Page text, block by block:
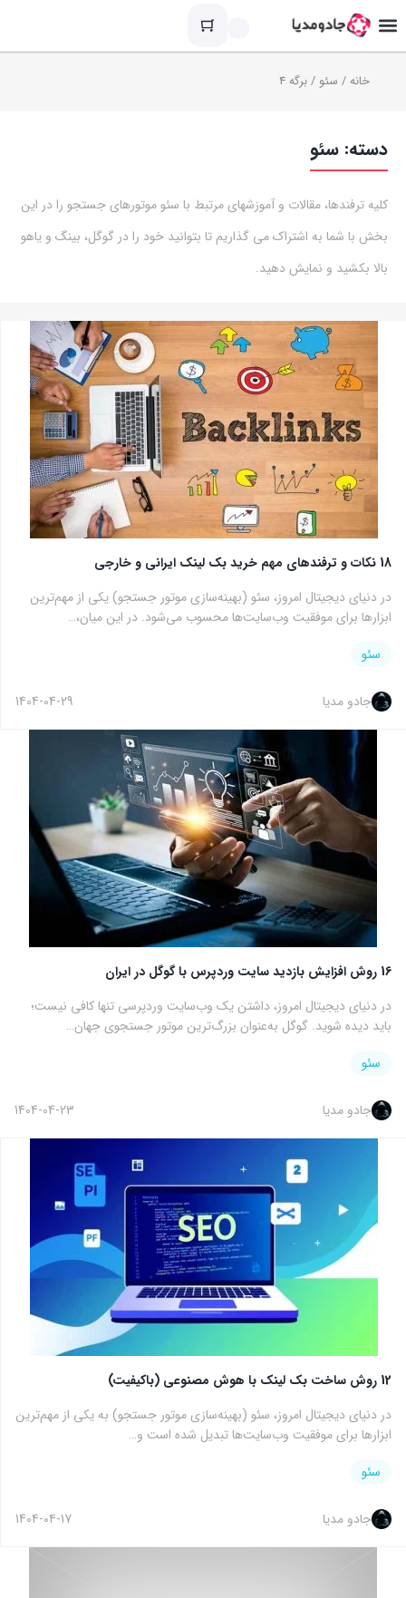
خانه/ سئو / برگه 4
دسته: سئو
کلیه ترفندها، مقالات و آموزشهای مرتبط با سئو موتورهای جستجو را در این
بخش با شما به اشتراک می گذاریم تا بتوانید خود را در گوگل، بینگ و یاهو
بالا بکشید و نمایش دهید.
18 نکات و ترفندهای مهم خرید بک لینک ایرانی و خارجی
در دنیای دیجیتال امروز، سئو (بهینه‌سازی موتور جستجو) یکی از مهم‌ترین
ابزارها برای موفقیت وب‌سایت‌ها محسوب می‌شود. در این میان،…
سئو
جادو مدیا 1404-04-29
16 روش افزایش بازدید سایت وردپرس با گوگل در ایران
در دنیای دیجیتال امروز، داشتن یک وب‌سایت وردپرسی تنها کافی نیست؛
باید دیده شوید. گوگل به‌عنوان بزرگ‌ترین موتور جستجوی جهان…
سئو
جادو مدیا 1404-04-23
12 روش ساخت بک لینک با هوش مصنوعی (باکیفیت)
در دنیای دیجیتال امروز، سئو (بهینه‌سازی موتور جستجو) به یکی از مهم‌ترین
ابزارها برای موفقیت وب‌سایت‌ها تبدیل شده است و…
سئو
جادو مدیا 1404-04-17